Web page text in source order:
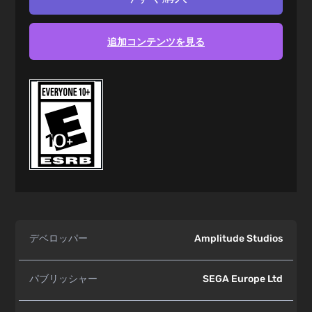
追加コンテンツを見る
デベロッパー Amplitude Studios
パブリッシャー SEGA Europe Ltd